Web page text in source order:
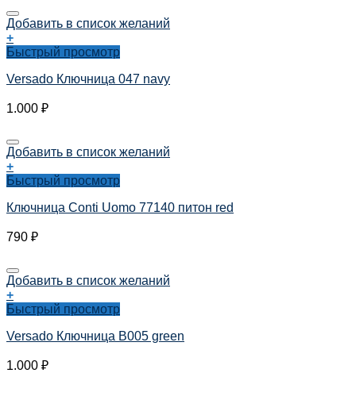
Добавить в список желаний
+
Быстрый просмотр
Versado Ключница 047 navy
1.000 ₽
Добавить в список желаний
+
Быстрый просмотр
Ключница Conti Uomo 77140 питон red
790 ₽
Добавить в список желаний
+
Быстрый просмотр
Versado Ключница B005 green
1.000 ₽